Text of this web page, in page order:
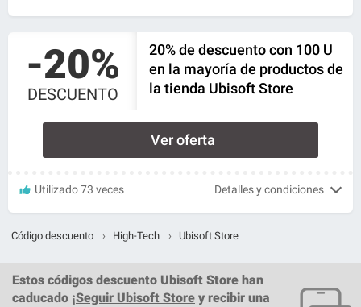
-20%
DESCUENTO
20% de descuento con 100 U
en la mayoría de productos de
la tienda Ubisoft Store
Ver oferta
Utilizado 73 veces Detalles y condiciones
Código descuento › High-Tech › Ubisoft Store
Estos códigos descuento Ubisoft Store han
caducado ¡Seguir Ubisoft Store y recibir una